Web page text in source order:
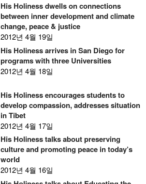
His Holiness dwells on connections
between inner development and climate
change, peace & justice
2012년 4월 19일
His Holiness arrives in San Diego for
programs with three Universities
2012년 4월 18일
His Holiness encourages students to
develop compassion, addresses situation
in Tibet
2012년 4월 17일
His Holiness talks about preserving
culture and promoting peace in today’s
world
2012년 4월 16일